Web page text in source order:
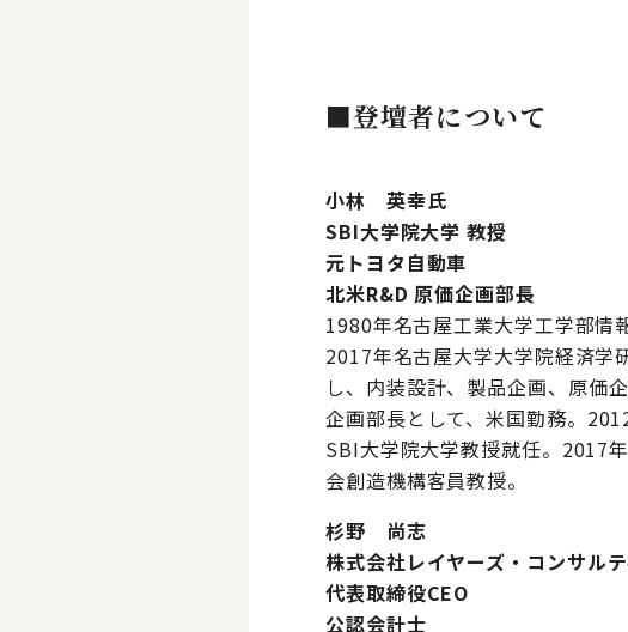
■登壇者について
小林 英幸氏
SBI大学院大学 教授
元トヨタ自動車
北米R&D 原価企画部長
1980年名古屋工業大学工学部情
2017年名古屋大学大学院経済学
し、内装設計、製品企画、原価
企画部長として、米国勤務。
SBI大学院大学教授就任。2017
会創造機構客員教授。
杉野 尚志
株式会社レイヤーズ・コンサル
代表取締役CEO
公認会計士